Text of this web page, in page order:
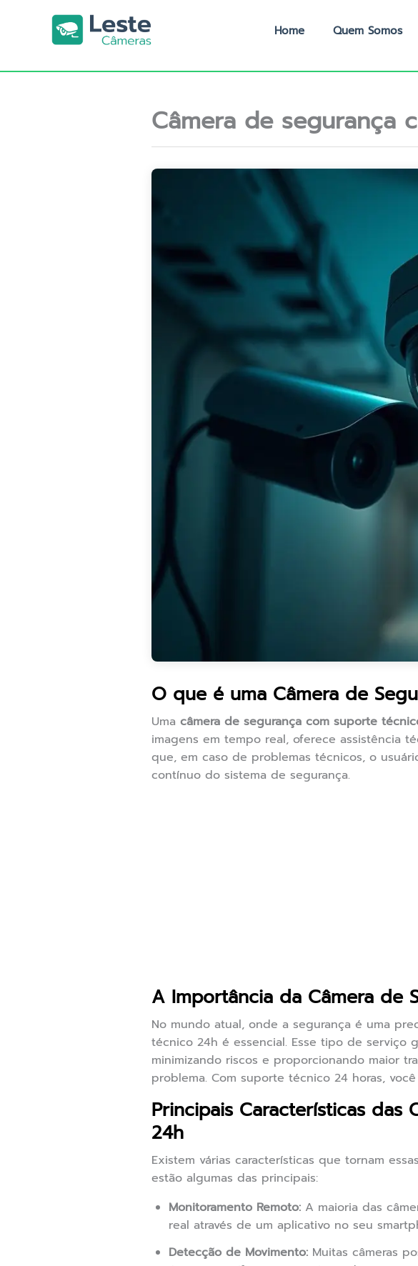
Home Quem Somos
Câmera de segurança
O que é uma Câmera de
Uma câmera de segurança com suporte
imagens em tempo real, oferece assistência
que, em caso de problemas técnicos, o
contínuo do sistema de segurança.
A Importância da Câmera de
No mundo atual, onde a segurança é uma
técnico 24h é essencial. Esse tipo de serviço
minimizando riscos e proporcionando maior
problema. Com suporte técnico 24 horas,
Principais Características das
24h
Existem várias características que tornam
estão algumas das principais:
Monitoramento Remoto: A maioria das
real através de um aplicativo no seu
Detecção de Movimento: Muitas câmeras